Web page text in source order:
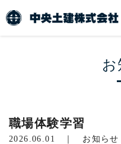
お
職場体験学習
2026.06.01 ｜ お知らせ